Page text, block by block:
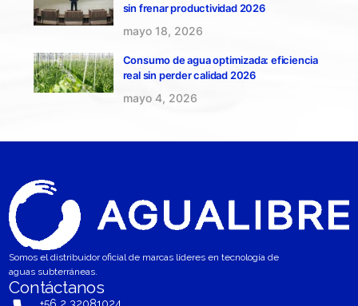
sin frenar productividad 2026
mayo 18, 2026
Consumo de agua optimizada: eficiencia
real sin perder calidad 2026
mayo 4, 2026
Somos el distribuidor oficial de marcas líderes en tecnología de
aguas subterráneas.
Contáctanos
+56 2 32081024